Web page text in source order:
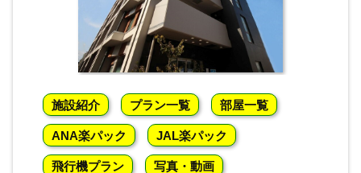
施設紹介 プラン一覧 部屋一覧
ANA楽パック JAL楽パック
飛行機プラン 写真・動画